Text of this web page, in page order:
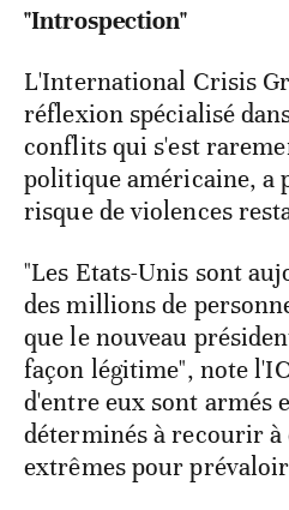
"Introspection"
L'International Crisis
réflexion spécialisé
conflits qui s'est
politique américaine, a
risque de violences
"Les Etats-Unis sont
des millions de
que le nouveau
façon légitime", note
d'entre eux sont armés
déterminés à recourir à
extrêmes pour